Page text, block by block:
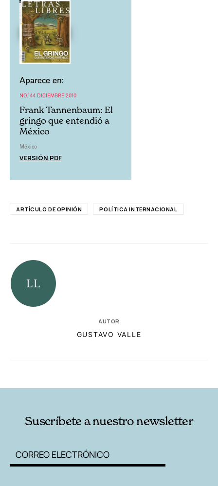
Aparece en:
NO.144 DICIEMBRE 2010
Frank Tannenbaum: El
gringo que entendió a
México
México
VERSIÓN PDF
ARTÍCULO DE OPINIÓN POLÍTICA INTERNACIONAL
AUTOR
GUSTAVO VALLE
Suscríbete a nuestro newsletter